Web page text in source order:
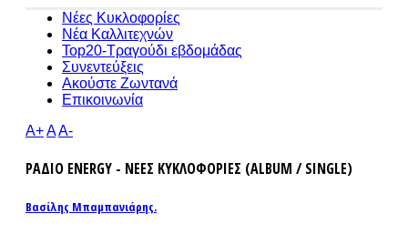
Νέες Κυκλοφορίες
Νέα Καλλιτεχνών
Top20-Τραγούδι εβδομάδας
Συνεντεύξεις
Ακούστε Ζωντανά
Επικοινωνία
A+AA-
ΡΑΔΙΟ ENERGY - ΝΕΕΣ ΚΥΚΛΟΦΟΡΙΕΣ (ALBUM / SINGLE)
Βασίλης Μπαμπανιάρης.